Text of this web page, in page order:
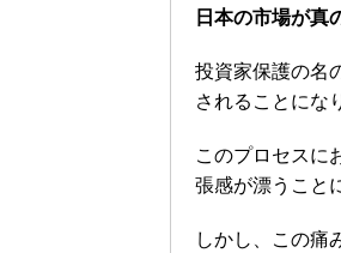
日本の市場が真
投資家保護の名
されることにな
このプロセスに
張感が漂うこと
しかし、この痛